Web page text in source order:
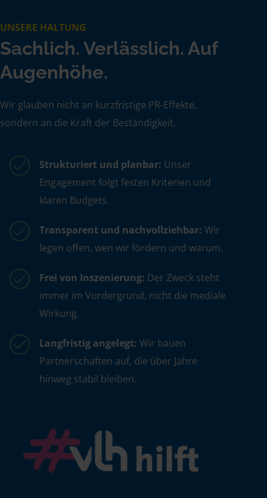
UNSERE HALTUNG
Sachlich. Verlässlich. Auf
Augenhöhe.
Wir glauben nicht an kurzfristige PR-Effekte,
sondern an die Kraft der Beständigkeit.
Strukturiert und planbar: Unser
Engagement folgt festen Kriterien und
klaren Budgets.
Transparent und nachvollziehbar: Wir
legen offen, wen wir fördern und warum.
Frei von Inszenierung: Der Zweck steht
immer im Vordergrund, nicht die mediale
Wirkung.
Langfristig angelegt: Wir bauen
Partnerschaften auf, die über Jahre
hinweg stabil bleiben.